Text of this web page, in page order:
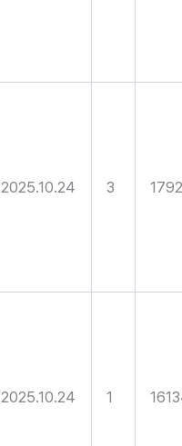
2025.10.24 3
2025.10.24 1